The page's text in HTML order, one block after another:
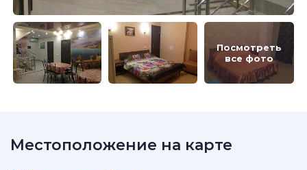
Посмотреть
все фото
Местоположение на карте